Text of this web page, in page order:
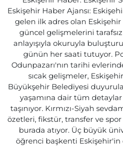
Eskişehir Haber Ajansı:
gelen ilk adres olan Eskişehir
güncel gelişmelerini tarafsız
anlayışıyla okuruyla
günün her saati tutuyor.
Odunpazarı'nın tarihi
sıcak gelişmeler,
Büyükşehir Belediyesi
yaşamına dair tüm detaylar
taşınıyor. Kırmızı-Siyah
özetleri, fikstür, transfer ve
burada atıyor. Üç büyük
öğrenci başkenti